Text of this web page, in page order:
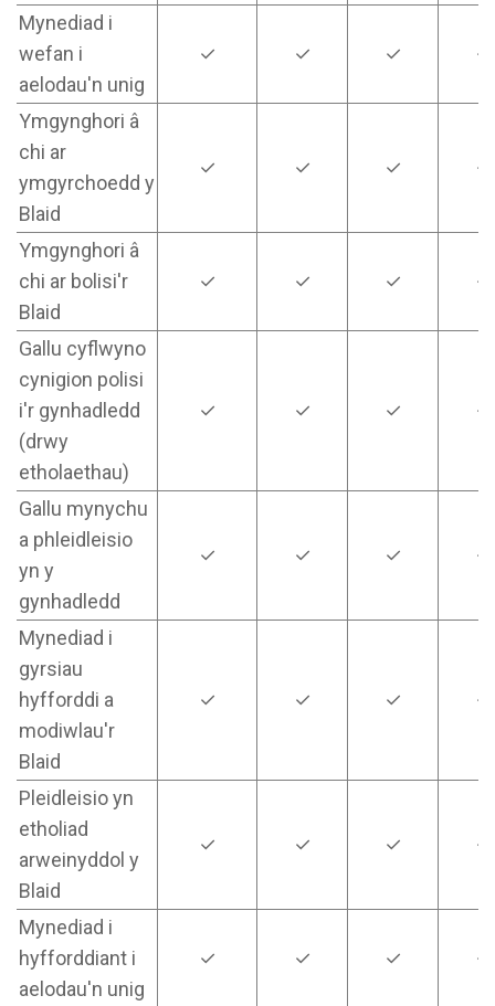
Mynediad i
wefan i
aelodau'n unig
✓ ✓ ✓ ✓
Ymgynghori â
chi ar
ymgyrchoedd y
Blaid
✓ ✓ ✓ ✓
Ymgynghori â
chi ar bolisi'r
Blaid
✓ ✓ ✓ ✓
Gallu cyflwyno
cynigion polisi
i'r gynhadledd
(drwy
etholaethau)
✓ ✓ ✓ ✓
Gallu mynychu
a phleidleisio
yn y
gynhadledd
✓ ✓ ✓ ✓
Mynediad i
gyrsiau
hyfforddi a
modiwlau'r
Blaid
✓ ✓ ✓ ✓
Pleidleisio yn
etholiad
arweinyddol y
Blaid
✓ ✓ ✓ ✓
Mynediad i
hyfforddiant i
aelodau'n unig
✓ ✓ ✓ ✓